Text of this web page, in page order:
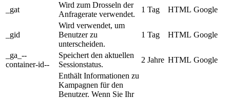
_gat
Wird zum Drosseln der
Anfragerate verwendet.
1 Tag HTML Google
_gid
Wird verwendet, um
Benutzer zu
unterscheiden.
1 Tag HTML Google
_ga_--
container-id--
Speichert den aktuellen
Sessionstatus.
2 Jahre HTML Google
Enthält Informationen zu
Kampagnen für den
Benutzer. Wenn Sie Ihr